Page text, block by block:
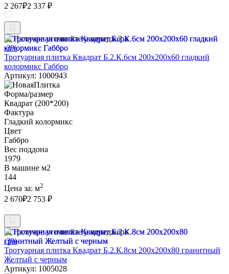
2 267₽2 337 ₽
Наличие уточняйте у менеджера
-3%
Тротуарная плитка Квадрат Б.2.К.6см 200х200х60 гладкий
колормикс Габбро
Артикул: 1000943
Форма/размер
Квадрат (200*200)
Фактура
Гладкий колормикс
Цвет
Габбро
Вес поддона
1979
В машине м2
144
Цена за: м2
2 670₽2 753 ₽
Наличие уточняйте у менеджера
-3%
Тротуарная плитка Квадрат Б.2.К.8см 200х200х80 гранитный
Желтый с черным
Артикул: 1005028